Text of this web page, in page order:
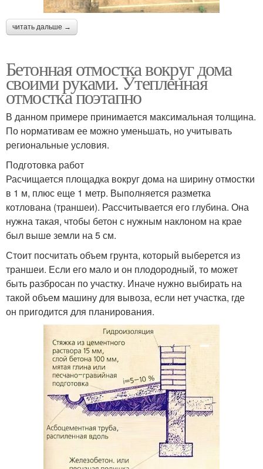
читать дальше →
Бетонная отмостка вокруг дома
своими руками. Утепленная
отмостка поэтапно
В данном примере принимается максимальная толщина.
По нормативам ее можно уменьшать, но учитывать
региональные условия.
Подготовка работ
Расчищается площадка вокруг дома на ширину отмостки
в 1 м, плюс еще 1 метр. Выполняется разметка
котлована (траншеи). Рассчитывается его глубина. Она
нужна такая, чтобы бетон с нужным наклоном на крае
был выше земли на 5 см.
Стоит посчитать объем грунта, который выберется из
траншеи. Если его мало и он плодородный, то может
быть разбросан по участку. Иначе нужно выбирать на
такой объем машину для вывоза, если нет участка, где
он пригодится для планирования.